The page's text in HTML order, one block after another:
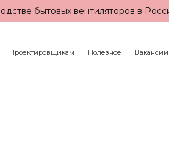
бытовых вентиляторов в
Проектировщикам Полезное Вакансии